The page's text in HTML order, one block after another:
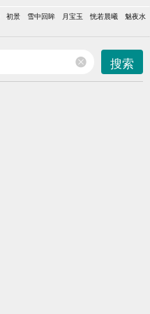
初景 雪中回眸 月宝玉 恍若晨曦
魅夜水
搜索